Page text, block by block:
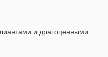
и драгоценными